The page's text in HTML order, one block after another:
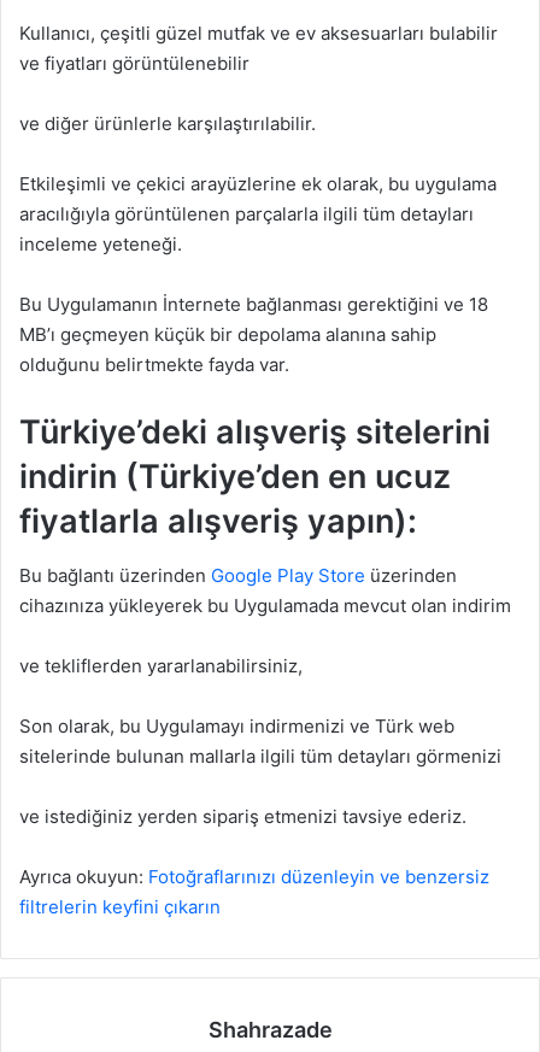
Kullanıcı, çeşitli güzel mutfak ve ev aksesuarları bulabilir
ve fiyatları görüntülenebilir
ve diğer ürünlerle karşılaştırılabilir.
Etkileşimli ve çekici arayüzlerine ek olarak, bu uygulama
aracılığıyla görüntülenen parçalarla ilgili tüm detayları
inceleme yeteneği.
Bu Uygulamanın İnternete bağlanması gerektiğini ve 18
MB’ı geçmeyen küçük bir depolama alanına sahip
olduğunu belirtmekte fayda var.
Türkiye’deki alışveriş sitelerini
indirin (Türkiye’den en ucuz
fiyatlarla alışveriş yapın):
Bu bağlantı üzerinden Google Play Store üzerinden
cihazınıza yükleyerek bu Uygulamada mevcut olan indirim
ve tekliflerden yararlanabilirsiniz,
Son olarak, bu Uygulamayı indirmenizi ve Türk web
sitelerinde bulunan mallarla ilgili tüm detayları görmenizi
ve istediğiniz yerden sipariş etmenizi tavsiye ederiz.
Ayrıca okuyun: Fotoğraflarınızı düzenleyin ve benzersiz
filtrelerin keyfini çıkarın
Shahrazade